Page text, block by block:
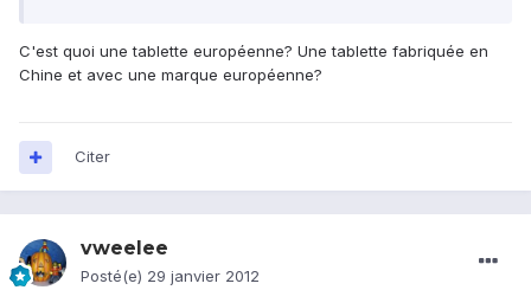
C'est quoi une tablette européenne? Une tablette fabriquée en
Chine et avec une marque européenne?
Citer
vweelee
Posté(e) 29 janvier 2012